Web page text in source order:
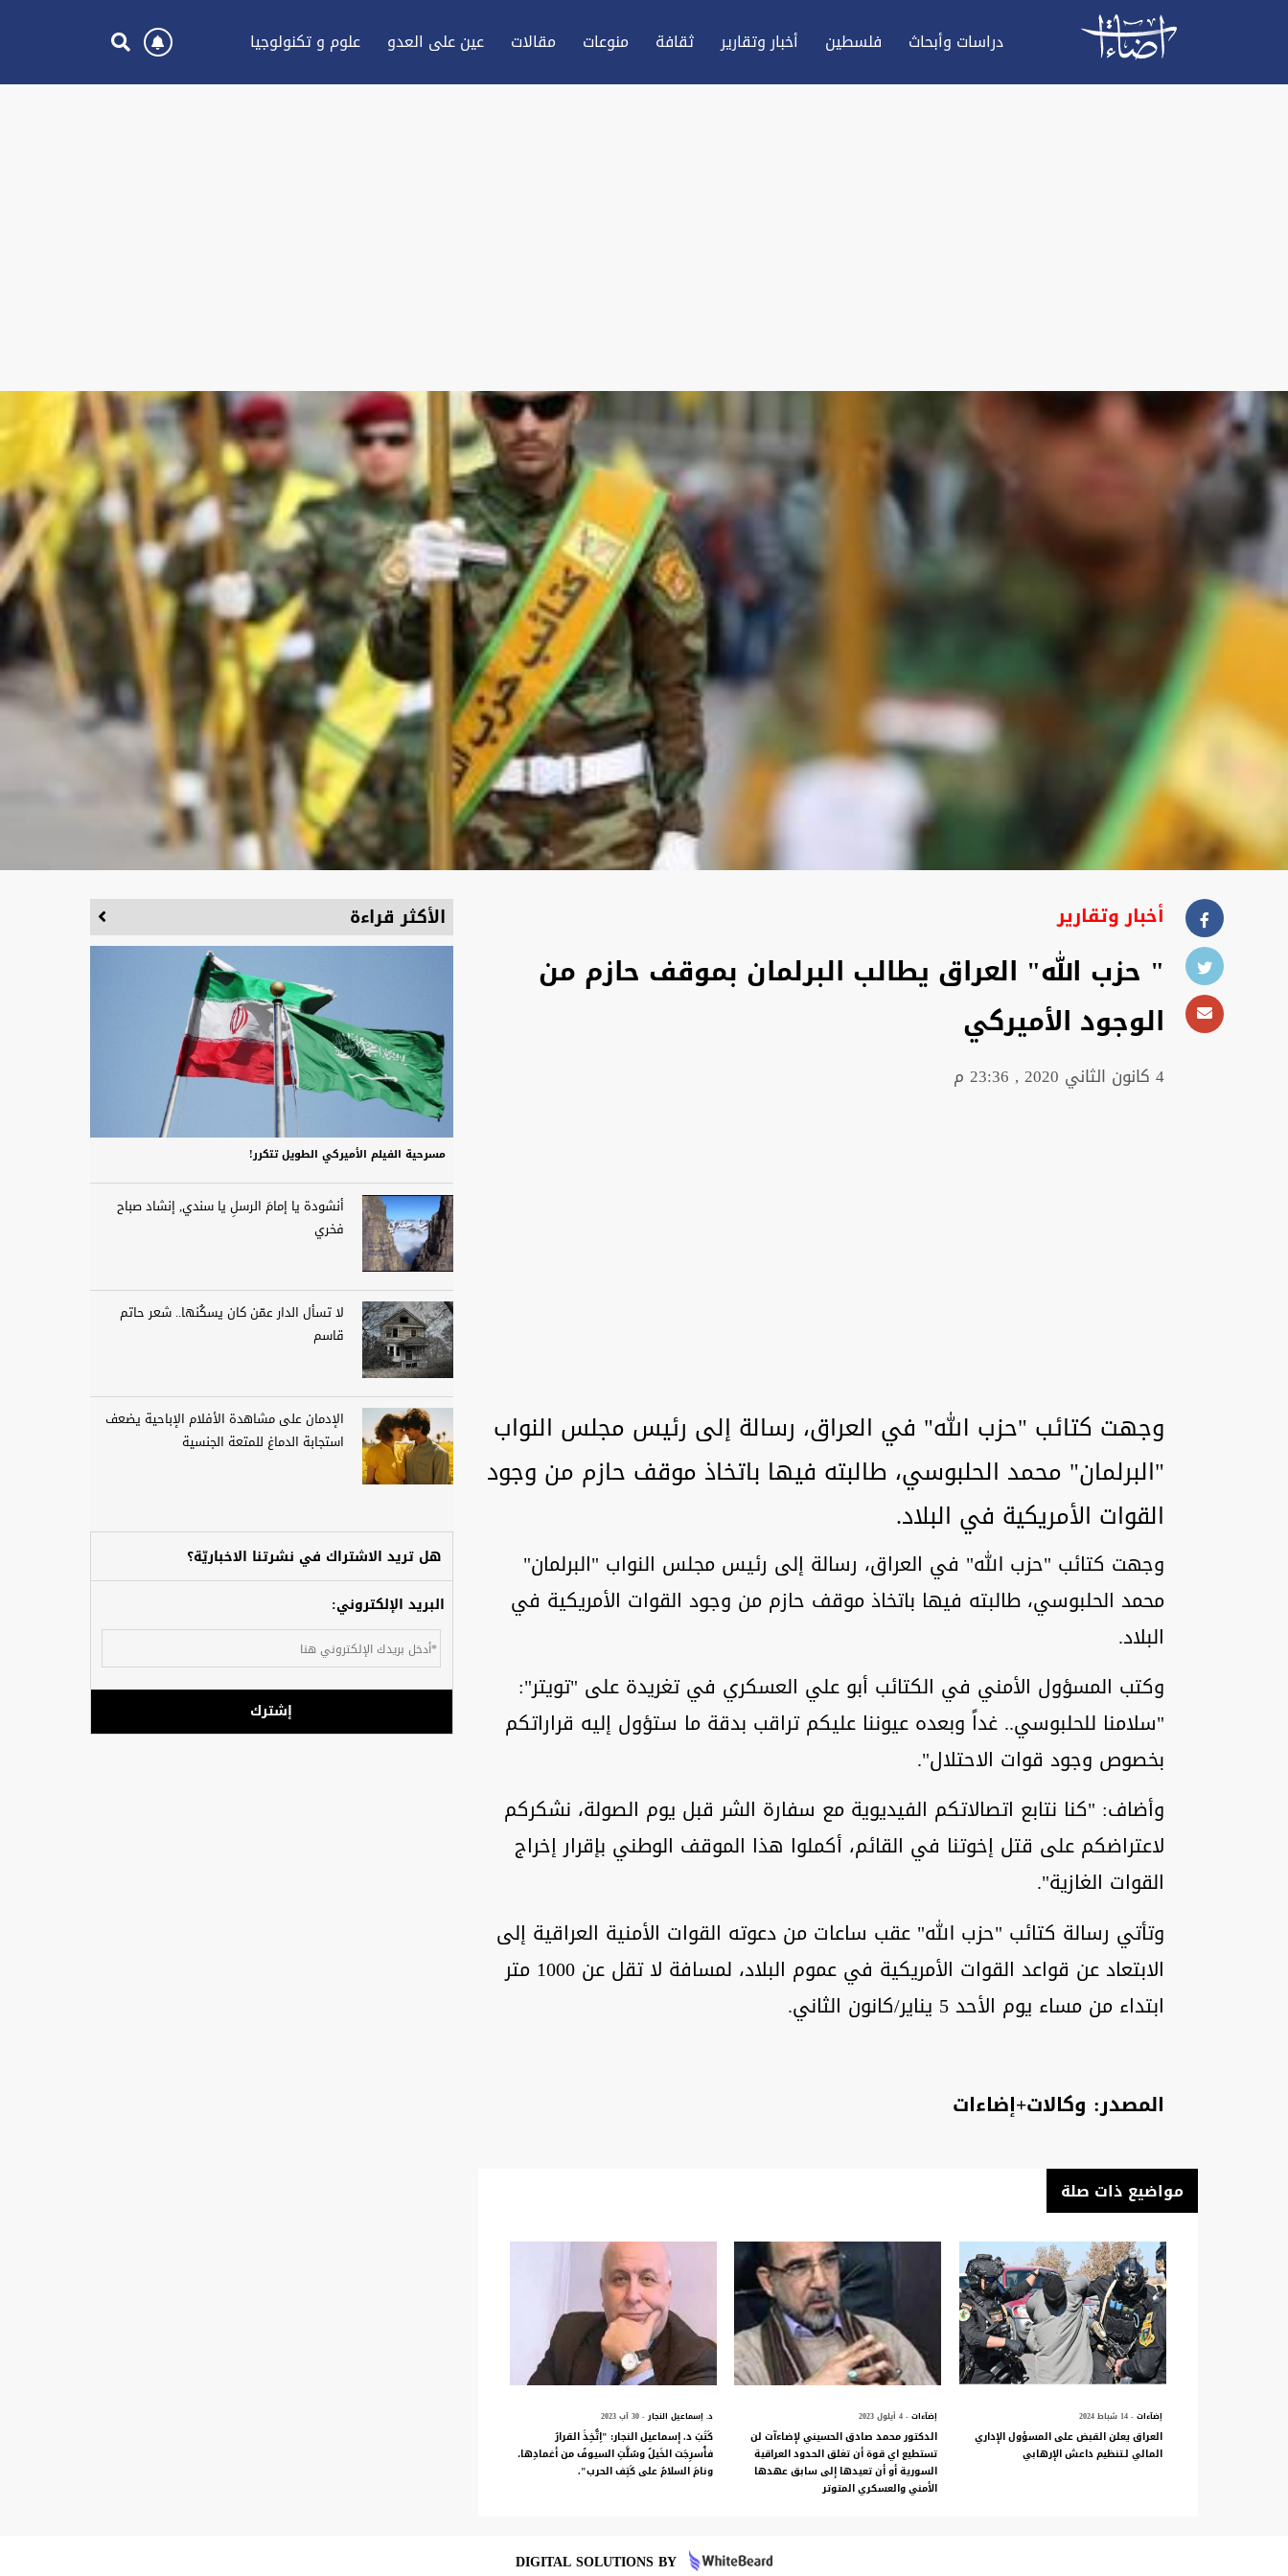
دراسات وأبحاث فلسطين أخبار وتقارير ثقافة منوعات مقالات عين علی العدو علوم و تكنولوجيا
أخبار وتقارير
" حزب الله" العراق يطالب البرلمان بموقف حازم من
الوجود الأميركي
4 كانون الثاني 2020 , 23:36 م
وجهت كتائب "حزب الله" في العراق، رسالة إلى رئيس مجلس النواب
"البرلمان" محمد الحلبوسي، طالبته فيها باتخاذ موقف حازم من وجود
القوات الأمريكية في البلاد.
وجهت كتائب "حزب الله" في العراق، رسالة إلى رئيس مجلس النواب "البرلمان"
محمد الحلبوسي، طالبته فيها باتخاذ موقف حازم من وجود القوات الأمريكية في
البلاد.
وكتب المسؤول الأمني في الكتائب أبو علي العسكري في تغريدة على "تويتر":
"سلامنا للحلبوسي.. غداً وبعده عيوننا عليكم تراقب بدقة ما ستؤول إليه قراراتكم
بخصوص وجود قوات الاحتلال".
وأضاف: "كنا نتابع اتصالاتكم الفيديوية مع سفارة الشر قبل يوم الصولة، نشكركم
لاعتراضكم على قتل إخوتنا في القائم، أكملوا هذا الموقف الوطني بإقرار إخراج
القوات الغازية".
وتأتي رسالة كتائب "حزب الله" عقب ساعات من دعوته القوات الأمنية العراقية إلى
الابتعاد عن قواعد القوات الأمريكية في عموم البلاد، لمسافة لا تقل عن 1000 متر
ابتداء من مساء يوم الأحد 5 يناير/كانون الثاني.
المصدر: وكالات+إضاءات
الأكثر قراءة
مسرحية الفيلم الأميركي الطويل تتكرر!
أنشودة يا إمامَ الرسلِ يا سندي, إنشاد صباح
فخري
لا تسأل الدار عمّن كان يسكُنها.. شعر حاتم
قاسم
الإدمان على مشاهدة الأفلام الإباحية يضعف
استجابة الدماغ للمتعة الجنسية
هل تريد الاشتراك في نشرتنا الاخباريّة؟
البريد الإلكتروني:
إشترك
مواضيع ذات صلة
إضآءات- 14 شباط 2024
العراق يعلن القبض على المسؤول الإداري
المالي لـتنظيم داعش الإرهابي
إضآءات - 4 أيلول 2023
الدكتور محمد صادق الحسيني لإضاءآت لن
تستطيع اي قوة أن تغلق الحدود العراقية
السورية أو أن تعيدها إلى سابق عهدها
الأمني والعسكري المتوتر
د. إسماعيل النجار- 30 آب 2023
كَتَبَ د. إسماعيل النجار: "اِتُّخِذَ القرارُ
فأُسرِجَت الخَيلُ وسُلَّتِ السيوفُ من أغمادِها،
ونامَ السلامُ على كَتِف الحرب".
DIGITAL SOLUTIONS BY